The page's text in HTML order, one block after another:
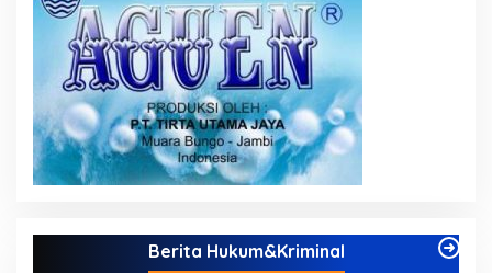
Berita Hukum&Kriminal